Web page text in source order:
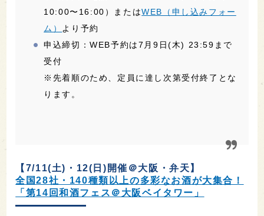
10:00〜16:00）またはWEB（申し込みフォー
ム） より予約
申込締切：WEB予約は7月9日(木) 23:59まで
受付
※先着順のため、定員に達し次第受付終了とな
ります。
【7/11(土)・12(日)開催＠大阪・弁天】
全国28社・140種類以上の多彩なお酒が大集合！
「第14回和酒フェス＠大阪ベイタワー」